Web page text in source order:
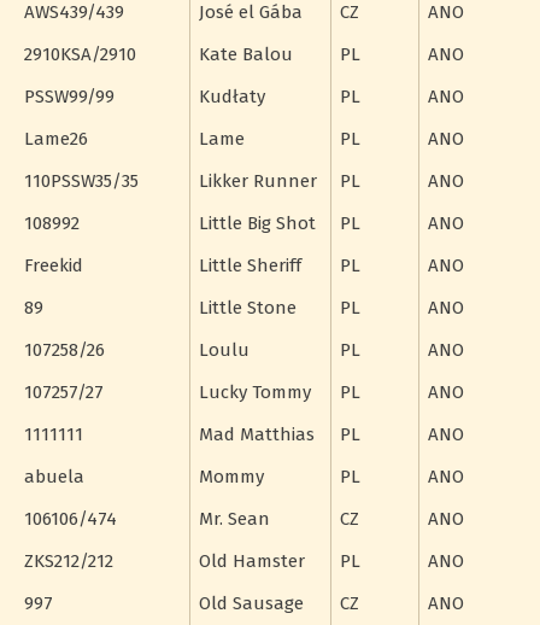
AWS439/439
José el Gába CZ
ANO
2910KSA/2910
Kate Balou PL
ANO
PSSW99/99
Kudłaty PL
ANO
Lame26
Lame PL
ANO
110PSSW35/35
Likker Runner PL
ANO
108992
Little Big Shot PL
ANO
Freekid
Little Sheriff PL
ANO
89
Little Stone PL
ANO
107258/26
Loulu PL
ANO
107257/27
Lucky Tommy PL
ANO
1111111
Mad Matthias PL
ANO
abuela
Mommy PL
ANO
106106/474
Mr. Sean CZ
ANO
ZKS212/212
Old Hamster PL
ANO
997
Old Sausage CZ
ANO